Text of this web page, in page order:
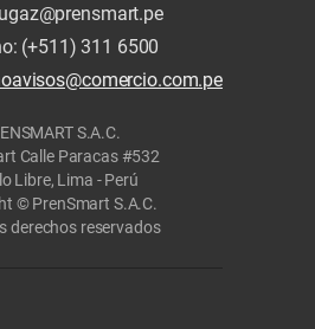
(+511) 311 6500
S.A.C.
Calle Paracas #532
Libre, Lima - Perú
© PrenSmart S.A.C.
derechos reservados